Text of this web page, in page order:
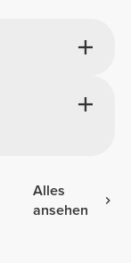
Alles
ansehen